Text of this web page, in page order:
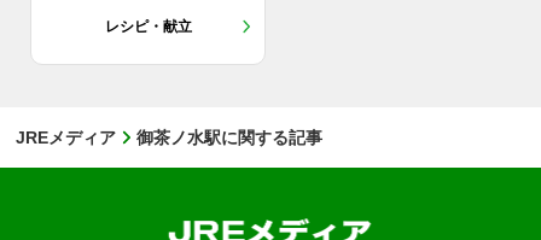
レシピ・献立
JREメディア 御茶ノ水駅に関する記事